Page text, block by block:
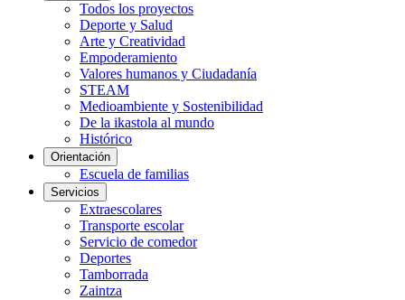
Todos los proyectos
Deporte y Salud
Arte y Creatividad
Empoderamiento
Valores humanos y Ciudadanía
STEAM
Medioambiente y Sostenibilidad
De la ikastola al mundo
Histórico
Orientación
Escuela de familias
Servicios
Extraescolares
Transporte escolar
Servicio de comedor
Deportes
Tamborrada
Zaintza